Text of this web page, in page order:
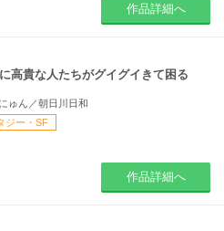
作品詳細へ
高貴な人たちがグイグイきて困る
ゅん／朝日川日和
ジー・SF
作品詳細へ